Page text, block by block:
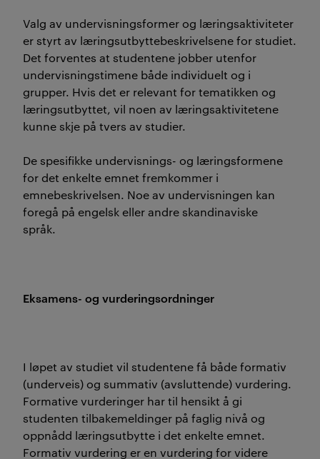
Valg av undervisningsformer og læringsaktiviteter
er styrt av læringsutbyttebeskrivelsene for studiet.
Det forventes at studentene jobber utenfor
undervisningstimene både individuelt og i
grupper. Hvis det er relevant for tematikken og
læringsutbyttet, vil noen av læringsaktivitetene
kunne skje på tvers av studier.
De spesifikke undervisnings- og læringsformene
for det enkelte emnet fremkommer i
emnebeskrivelsen. Noe av undervisningen kan
foregå på engelsk eller andre skandinaviske
språk.
Eksamens- og vurderingsordninger
I løpet av studiet vil studentene få både formativ
(underveis) og summativ (avsluttende) vurdering.
Formative vurderinger har til hensikt å gi
studenten tilbakemeldinger på faglig nivå og
oppnådd læringsutbytte i det enkelte emnet.
Formativ vurdering er en vurdering for videre